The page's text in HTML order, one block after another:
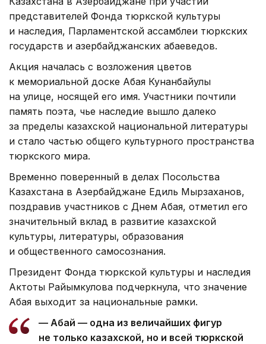
представителей Фонда тюркской культуры
и наследия, Парламентской ассамблеи тюркских
государств и азербайджанских абаеведов.
Акция началась с возложения цветов
к мемориальной доске Абая Кунанбайулы
на улице, носящей его имя. Участники почтили
память поэта, чье наследие вышло далеко
за пределы казахской национальной литературы
и стало частью общего культурного пространства
тюркского мира.
Временно поверенный в делах Посольства
Казахстана в Азербайджане Едиль Мырзаханов,
поздравив участников с Днем Абая, отметил его
значительный вклад в развитие казахской
культуры, литературы, образования
и общественного самосознания.
Президент Фонда тюркской культуры и наследия
Актоты Райымкулова подчеркнула, что значение
Абая выходит за национальные рамки.
— Абай — одна из величайших фигур
не только казахской, но и всей тюркской